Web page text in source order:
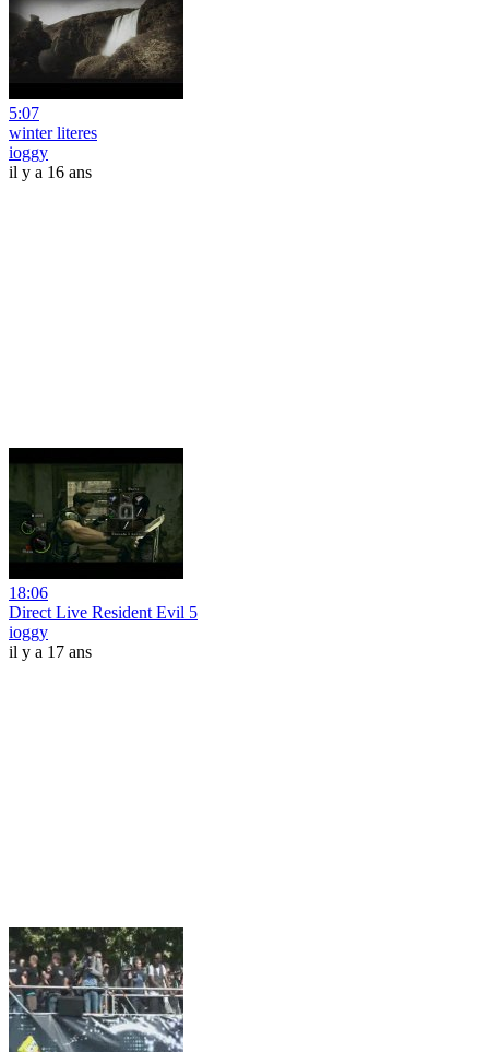
5:07
winter literes
ioggy
il y a 16 ans
18:06
Direct Live Resident Evil 5
ioggy
il y a 17 ans